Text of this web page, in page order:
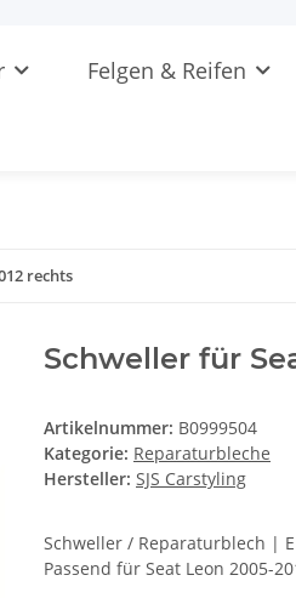
Felgen & Reifen
rechts
Schweller für
Artikelnummer: B0999504
Kategorie: Reparaturbleche
Hersteller: SJS Carstyling
Schweller / Reparaturblech |
Passend für Seat Leon 2005-